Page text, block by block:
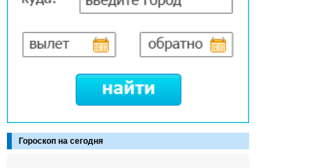
Гороскоп на сегодня